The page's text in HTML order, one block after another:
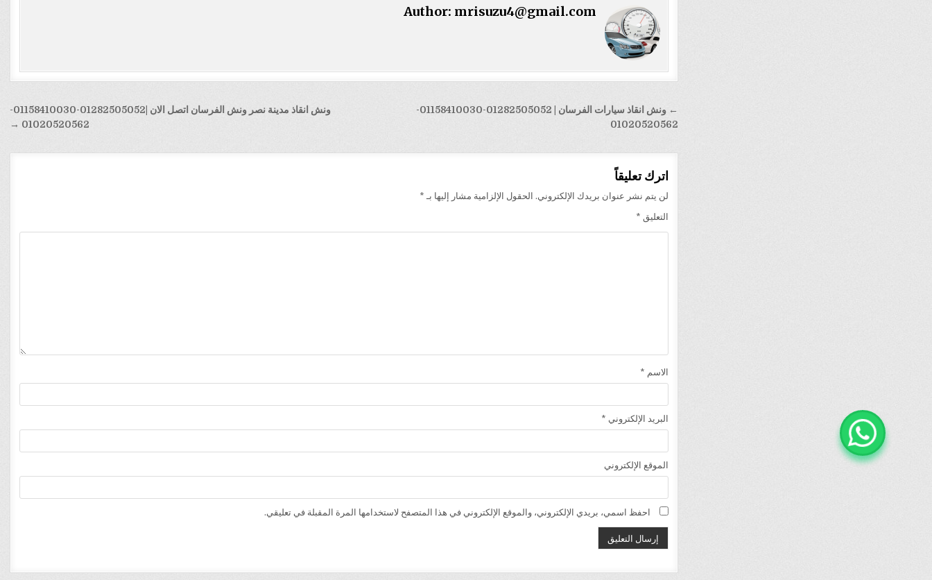
Author: mrisuzu4@gmail.com
تصفّح
المقالات
ونش انقاذ مدينة نصر ونش الفرسان اتصل الان |01282505052-01158410030-
01020520562 →
← ونش انقاذ سيارات الفرسان | 01282505052-01158410030-
01020520562
اترك تعليقاً
لن يتم نشر عنوان بريدك الإلكتروني. الحقول الإلزامية مشار إليها بـ *
التعليق *
الاسم *
البريد الإلكتروني *
الموقع الإلكتروني
احفظ اسمي، بريدي الإلكتروني، والموقع الإلكتروني في هذا المتصفح لاستخدامها المرة المقبلة في تعليقي.